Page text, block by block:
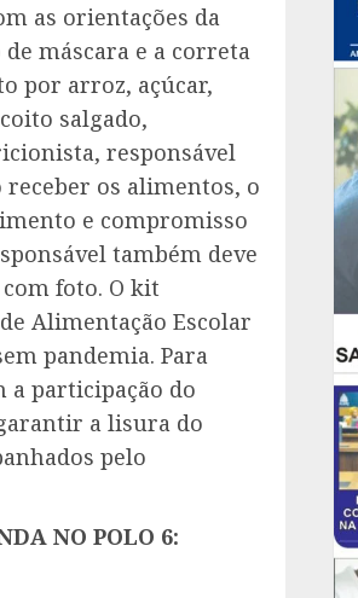
as orientações da
máscara e a correta
por arroz, açúcar,
salgado,
responsável
receber os alimentos, o
e compromisso
também deve
foto. O kit
Alimentação Escolar
pandemia. Para
a participação do
a lisura do
pelo
NO POLO 6: